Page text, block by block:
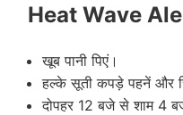
Heat Wave
खूब पानी पिएं।
हल्के सूती कपड़े पहनें और
दोपहर 12 बजे से शाम 4